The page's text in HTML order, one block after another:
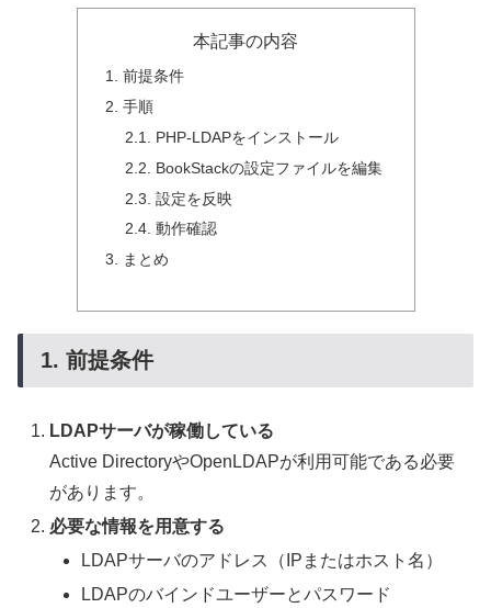
本記事の内容
1. 前提条件
2. 手順
2.1. PHP-LDAPをインストール
2.2. BookStackの設定ファイルを編集
2.3. 設定を反映
2.4. 動作確認
3. まとめ
1. 前提条件
LDAPサーバが稼働している
Active DirectoryやOpenLDAPが利用可能である必要
があります。
必要な情報を用意する
LDAPサーバのアドレス（IPまたはホスト名）
LDAPのバインドユーザーとパスワード